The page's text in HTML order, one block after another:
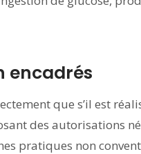
encadrés
que s’il est
des autorisations
pratiques non